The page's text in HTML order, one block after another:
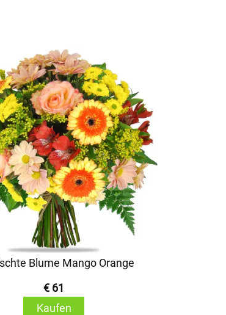
Blume Mango Orange
€ 61
Kaufen